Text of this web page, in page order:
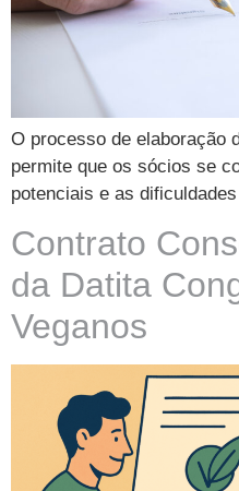
O processo de elaboração
permite que os sócios se
potenciais e as
Contrato
da Datita
Veganos